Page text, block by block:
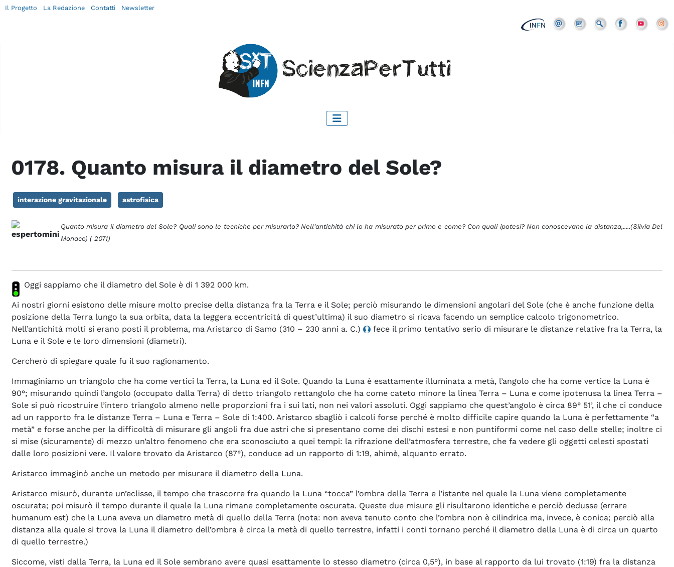
Il Progetto La Redazione Contatti Newsletter
0178. Quanto misura il diametro del Sole?
interazione gravitazionale astrofisica
Quanto misura il diametro del Sole? Quali sono le tecniche per misurarlo? Nell'antichità chi lo ha misurato per primo e come? Con quali ipotesi? Non conoscevano la distanza,.....(Silvia Del
Monaco) ( 2071)
Oggi sappiamo che il diametro del Sole è di 1 392 000 km.
Ai nostri giorni esistono delle misure molto precise della distanza fra la Terra e il Sole; perciò misurando le dimensioni angolari del Sole (che è anche funzione della
posizione della Terra lungo la sua orbita, data la leggera eccentricità di quest’ultima) il suo diametro si ricava facendo un semplice calcolo trigonometrico.
Nell’antichità molti si erano posti il problema, ma Aristarco di Samo (310 – 230 anni a. C.)
fece il primo tentativo serio di misurare le distanze relative fra la Terra, la
Luna e il Sole e le loro dimensioni (diametri).
Cercherò di spiegare quale fu il suo ragionamento.
Immaginiamo un triangolo che ha come vertici la Terra, la Luna ed il Sole. Quando la Luna è esattamente illuminata a metà, l’angolo che ha come vertice la Luna è
90°; misurando quindi l’angolo (occupato dalla Terra) di detto triangolo rettangolo che ha come cateto minore la linea Terra – Luna e come ipotenusa la linea Terra –
Sole si può ricostruire l’intero triangolo almeno nelle proporzioni fra i sui lati, non nei valori assoluti. Oggi sappiamo che quest’angolo è circa 89° 51’, il che ci conduce
ad un rapporto fra le distanze Terra – Luna e Terra – Sole di 1:400. Aristarco sbagliò i calcoli forse perché è molto difficile capire quando la Luna è perfettamente “a
metà” e forse anche per la difficoltà di misurare gli angoli fra due astri che si presentano come dei dischi estesi e non puntiformi come nel caso delle stelle; inoltre ci
si mise (sicuramente) di mezzo un’altro fenomeno che era sconosciuto a quei tempi: la rifrazione dell’atmosfera terrestre, che fa vedere gli oggetti celesti spostati
dalle loro posizioni vere. Il valore trovato da Aristarco (87°), conduce ad un rapporto di 1:19, ahimè, alquanto errato.
Aristarco immaginò anche un metodo per misurare il diametro della Luna.
Aristarco misurò, durante un’eclisse, il tempo che trascorre fra quando la Luna “tocca” l’ombra della Terra e l’istante nel quale la Luna viene completamente
oscurata; poi misurò il tempo durante il quale la Luna rimane completamente oscurata. Queste due misure gli risultarono identiche e perciò dedusse (errare
humanum est) che la Luna aveva un diametro metà di quello della Terra (nota: non aveva tenuto conto che l’ombra non è cilindrica ma, invece, è conica; perciò alla
distanza alla quale si trova la Luna il diametro dell’ombra è circa la metà di quello terrestre, infatti i conti tornano perché il diametro della Luna è di circa un quarto
di quello terrestre.)
Siccome, visti dalla Terra, la Luna ed il Sole sembrano avere quasi esattamente lo stesso diametro (circa 0,5°), in base al rapporto da lui trovato (1:19) fra la distanza